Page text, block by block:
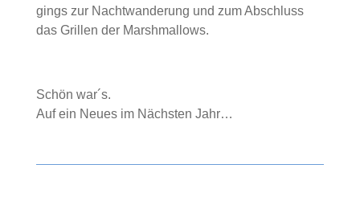
gings zur Nachtwanderung und zum Abschluss
das Grillen der Marshmallows.
Schön war´s.
Auf ein Neues im Nächsten Jahr…